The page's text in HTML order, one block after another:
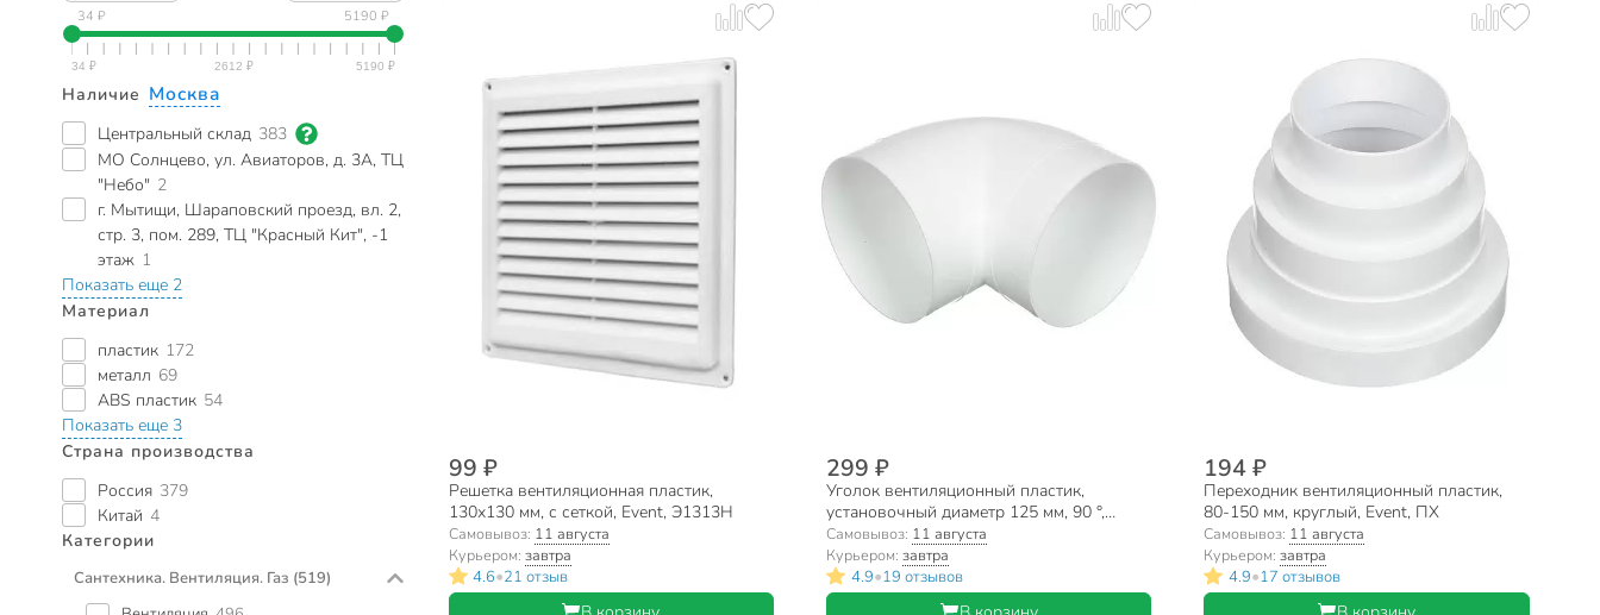
34 ₽ 5190 ₽
Наличие Москва
Центральный склад 383
МО Солнцево, ул. Авиаторов, д. 3А, ТЦ
"Небо" 2
г. Мытищи, Шараповский проезд, вл. 2,
стр. 3, пом. 289, ТЦ "Красный Кит", -1
этаж 1
Показать еще 2
Материал
пластик 172
металл 69
ABS пластик 54
Показать еще 3
Страна производства
Россия 379
Китай 4
Категории
Сантехника. Вентиляция. Газ (519)
99 ₽
Решетка вентиляционная пластик,
130х130 мм, с сеткой, Event, Э1313Н
Самовывоз: 11 августа
Курьером: завтра
4.6•21 отзыв
299 ₽
Уголок вентиляционный пластик,
установочный диаметр 125 мм, 90 °,
Event, 125ККП
Самовывоз: 11 августа
Курьером: завтра
4.9•19 отзывов
194 ₽
Переходник вентиляционный пластик,
80-150 мм, круглый, Event, ПХ
Самовывоз: 11 августа
Курьером:завтра
4.9•17 отзывов